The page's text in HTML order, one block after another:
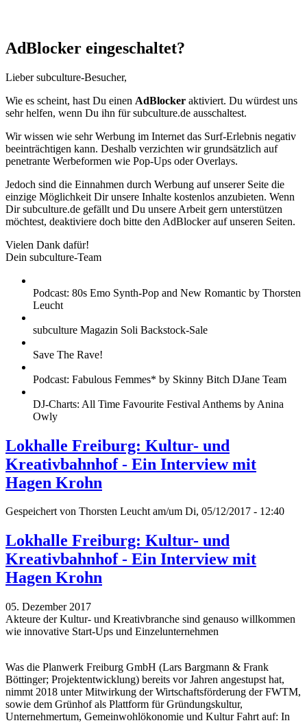
AdBlocker eingeschaltet?
Lieber subculture-Besucher,
Wie es scheint, hast Du einen AdBlocker aktiviert. Du würdest uns
sehr helfen, wenn Du ihn für subculture.de ausschaltest.
Wir wissen wie sehr Werbung im Internet das Surf-Erlebnis negativ
beeinträchtigen kann. Deshalb verzichten wir grundsätzlich auf
penetrante Werbeformen wie Pop-Ups oder Overlays.
Jedoch sind die Einnahmen durch Werbung auf unserer Seite die
einzige Möglichkeit Dir unsere Inhalte kostenlos anzubieten. Wenn
Dir subculture.de gefällt und Du unsere Arbeit gern unterstützen
möchtest, deaktiviere doch bitte den AdBlocker auf unseren Seiten.
Vielen Dank dafür!
Dein subculture-Team
Podcast: 80s Emo Synth-Pop and New Romantic by Thorsten
Leucht
subculture Magazin Soli Backstock-Sale
Save The Rave!
Podcast: Fabulous Femmes* by Skinny Bitch DJane Team
DJ-Charts: All Time Favourite Festival Anthems by Anina
Owly
Lokhalle Freiburg: Kultur- und
Kreativbahnhof - Ein Interview mit
Hagen Krohn
Gespeichert von Thorsten Leuchtam/um Di, 05/12/2017 - 12:40
Lokhalle Freiburg: Kultur- und
Kreativbahnhof - Ein Interview mit
Hagen Krohn
05. Dezember 2017
Akteure der Kultur- und Kreativbranche sind genauso willkommen
wie innovative Start-Ups und Einzelunternehmen
Was die Planwerk Freiburg GmbH (Lars Bargmann & Frank
Böttinger; Projektentwicklung) bereits vor Jahren angestupst hat,
nimmt 2018 unter Mitwirkung der Wirtschaftsförderung der FWTM,
sowie dem Grünhof als Plattform für Gründungskultur,
Unternehmertum, Gemeinwohlökonomie und Kultur Fahrt auf: In